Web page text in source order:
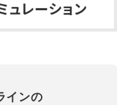
インの